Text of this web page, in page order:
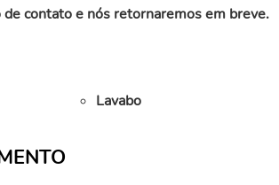
contato e nós retornaremos em breve.
Lavabo